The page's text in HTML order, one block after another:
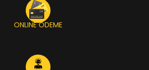
ONLINE ÖDEME